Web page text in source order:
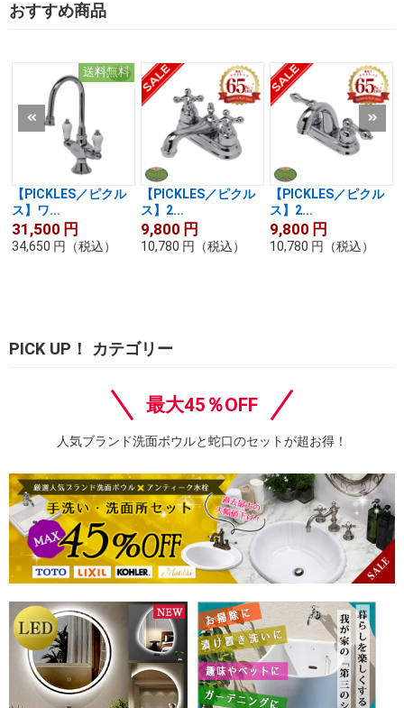
おすすめ商品
送料無料
【PICKLES／ピクル
ス】ワ...
31,500 円
34,650 円 （税込）
【PICKLES／ピクル
ス】2...
9,800 円
10,780 円 （税込）
【PICKLES／ピクル
ス】2...
9,800 円
10,780 円 （税込）
PICK UP！ カテゴリー
最大45％OFF
人気ブランド洗面ボウルと蛇口のセットが超お得！